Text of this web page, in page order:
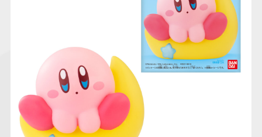
仮面ライダーシリー
ズ
ガンダムシリーズ アンパンマン
キャラパキ
にふぉるめーしょん
＆スクエアシール
ポケモンスケールワ
ールド